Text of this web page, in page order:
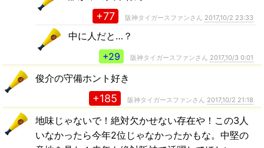
+77 阪神タイガースファンさん 2017,10/2 23:33
中に人だと…？
+29
阪神タイガースファンさん 2017,10/3 0:01
俊介の守備ホント好き
+185 阪神タイガースファンさん 2017,10/2 21:18
地味じゃないで！絶対欠かせない存在や！この3人
いなかったら今年2位じゃなかったかもな。中堅の